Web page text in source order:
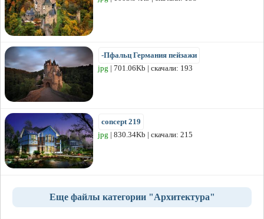
-Пфальц Германия пейзажи
jpg | 701.06Kb | скачали: 193
concept 219
jpg | 830.34Kb | скачали: 215
Еще файлы категории "Архитектура"